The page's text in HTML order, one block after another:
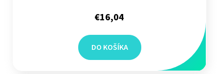
€16,04
DO KOŠÍKA